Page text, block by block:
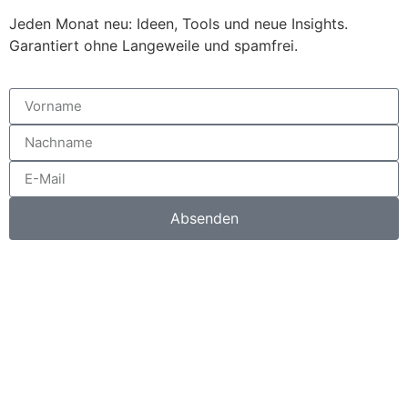
Jeden Monat neu: Ideen, Tools und neue Insights.
Garantiert ohne Langeweile und spamfrei.
Absenden